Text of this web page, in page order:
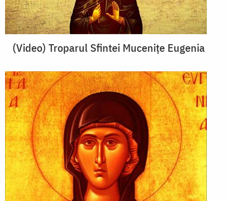
(Video) Troparul Sfintei Mucenițe Eugenia